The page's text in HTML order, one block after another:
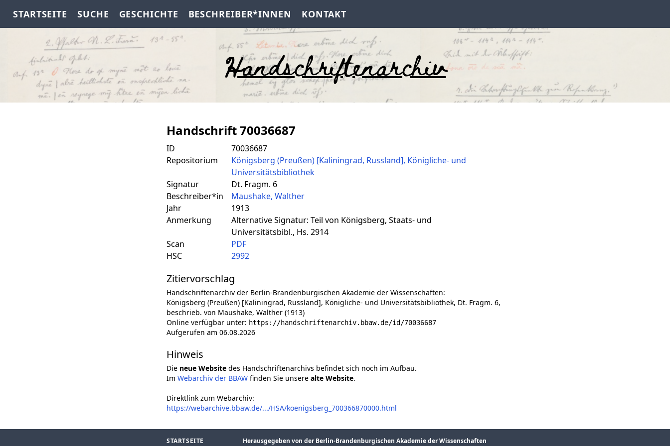
STARTSEITE SUCHE GESCHICHTE BESCHREIBER*INNEN KONTAKT
Handschriftenarchiv
Handschrift 70036687
ID
70036687
Repositorium
Königsberg (Preußen) [Kaliningrad, Russland], Königliche- und
Universitätsbibliothek
Signatur
Dt. Fragm. 6
Beschreiber*in
Maushake, Walther
Jahr
1913
Anmerkung
Alternative Signatur: Teil von Königsberg, Staats- und
Universitätsbibl., Hs. 2914
Scan
PDF
HSC
2992
Zitiervorschlag
Handschriftenarchiv der Berlin-Brandenburgischen Akademie der Wissenschaften:
Königsberg (Preußen) [Kaliningrad, Russland], Königliche- und Universitätsbibliothek, Dt. Fragm. 6,
beschrieb. von Maushake, Walther (1913)
Online verfügbar unter: https://handschriftenarchiv.bbaw.de/id/70036687
Aufgerufen am 06.08.2026
Hinweis
Die neue Website des Handschriftenarchivs befindet sich noch im Aufbau.
Im Webarchiv der BBAW finden Sie unsere alte Website.
Direktlink zum Webarchiv:
https://webarchive.bbaw.de/.../HSA/koenigsberg_700366870000.html
STARTSEITE Herausgegeben von der Berlin-Brandenburgischen Akademie der Wissenschaften